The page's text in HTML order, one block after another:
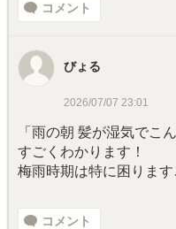
コメント
びょる
2026/07/07 23:01
「雨の朝 髪が湿気でこん
すごくわかります！
梅雨時期は特に困りま
コメント